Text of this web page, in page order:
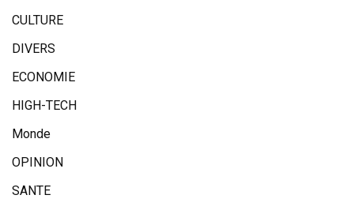
CULTURE
DIVERS
ECONOMIE
HIGH-TECH
Monde
OPINION
SANTE